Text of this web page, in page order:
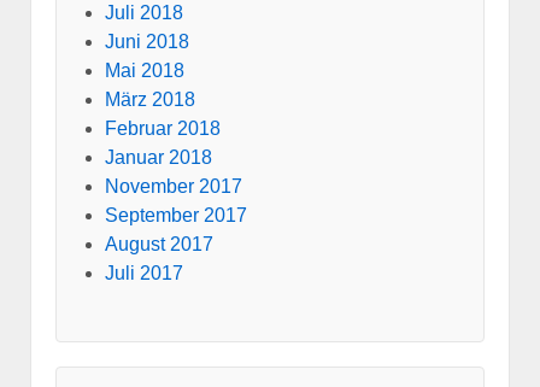
Juli 2018
Juni 2018
Mai 2018
März 2018
Februar 2018
Januar 2018
November 2017
September 2017
August 2017
Juli 2017